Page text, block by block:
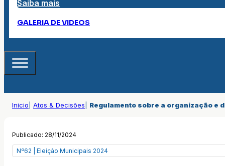
Saiba mais
GALERIA DE VIDEOS
Inicio Atos & Decisões Regulamento sobre a organização e
Publicado: 28/11/2024
Nº62 | Eleição Municipais 2024